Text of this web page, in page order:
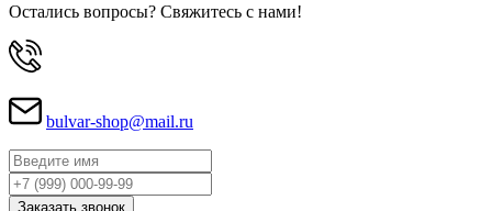
Остались вопросы? Свяжитесь с нами!
bulvar-shop@mail.ru